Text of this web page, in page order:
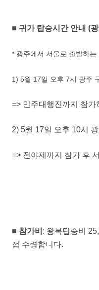
■ 귀가 탑승시간 안내 (
* 광주에서 서울로 출발하
1) 5월 17일 오후 7시 광주
=> 민주대행진까지 참
2) 5월 17일 오후 10시
=> 전야제까지 참가 후
■ 참가비 : 왕복탑승비
접 수령합니다.